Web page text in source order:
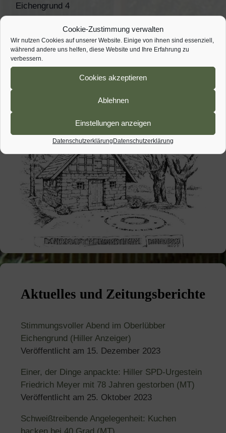
Cookie-Zustimmung verwalten
Wir nutzen Cookies auf unserer Website. Einige von ihnen sind essenziell,
während andere uns helfen, diese Website und Ihre Erfahrung zu
verbessern.
Cookies akzeptieren
Ablehnen
Einstellungen anzeigen
DatenschutzerklärungDatenschutzerklärung
Eichengrund 4
Hille-Oberlübbe, 32479 Deutschland
2 Tages Radtour Radtour
Aktuelles und Zeitungsberichte
Stimmungsvoller Abend im Oberlübber
Eichengrund (Hiller Anzeiger)
Veröffentlicht am 15. Dezember 2023
Einer, der Dinge anpackte: Hiller SPD-Urgestein
Friedrich Meyer mit 78 Jahren gestorben (MT)
Veröffentlicht am 25. Oktober 2023
Schweißtreibende Angelegenheit: Kuchen